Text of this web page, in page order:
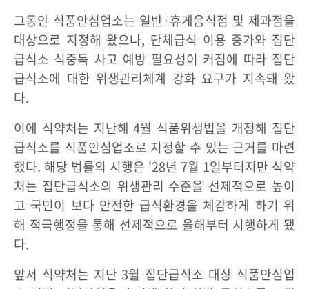
그동안 식품안심업소는 일반·휴게음식점 및 제과점을
대상으로 지정해 왔으나, 단체급식 이용 증가와 집단
급식소 식중독 사고 예방 필요성이 커짐에 따라 집단
급식소에 대한 위생관리체계 강화 요구가 지속돼 왔
다.
이에 식약처는 지난해 4월 식품위생법을 개정해 집단
급식소를 식품안심업소로 지정할 수 있는 근거를 마련
했다. 해당 법률의 시행은 '28년 7월 1일부터지만 식약
처는 집단급식소의 위생관리 수준을 선제적으로 높이
고 국민이 보다 안전한 급식환경을 체감하게 하기 위
해 적극행정을 통해 선제적으로 올해부터 시행하게 됐
다.
앞서 식약처는 지난 3월 집단급식소 대상 식품안심업